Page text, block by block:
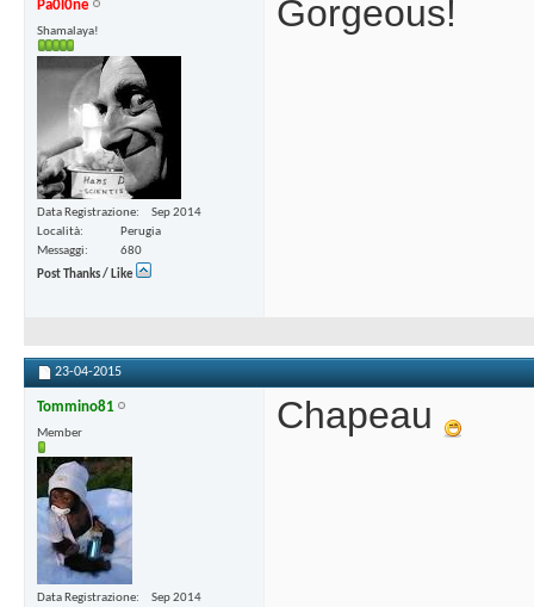
Pa0l0ne
Shamalaya!
Data Registrazione
Sep 2014
Località
Perugia
Messaggi
680
Post Thanks / Like
Gorgeous!
23-04-2015
Tommino81
Member
Data Registrazione
Sep 2014
Chapeau